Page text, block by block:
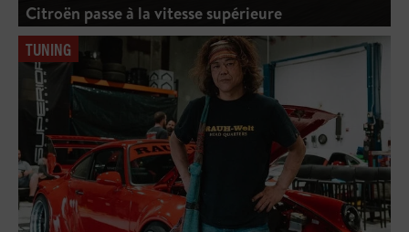
Citroën passe à la vitesse supérieure
TUNING